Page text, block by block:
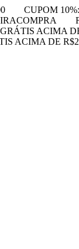
CUPOM
ACIMA
ACIMA DE